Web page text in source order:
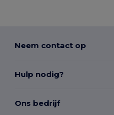
Neem contact op
Hulp nodig?
Ons bedrijf